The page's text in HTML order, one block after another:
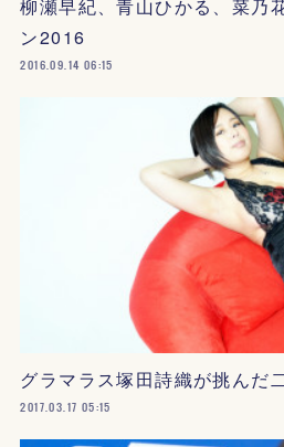
柳瀬早紀、青山ひかる、菜乃
ン2016
2016.09.14 06:15
グラマラス塚田詩織が挑んだ
2017.03.17 05:15